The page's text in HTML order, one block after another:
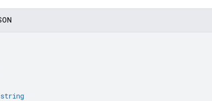
string